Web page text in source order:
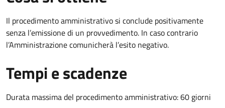
Il procedimento amministrativo si conclude positivamente
senza l’emissione di un provvedimento. In caso contrario
l’Amministrazione comunicherà l’esito negativo.
Tempi e scadenze
Durata massima del procedimento amministrativo: 60 giorni